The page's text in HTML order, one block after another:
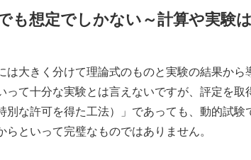
も想定でしかない～計算や実験
は大きく分けて理論式のものと実験の結果から
って十分な実験とは言えないですが、評定を取
別な許可を得た工法）」であっても、動的試験
といって完璧なものではありません。